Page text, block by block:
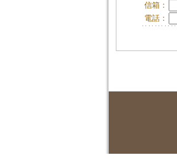
信箱：
電話：